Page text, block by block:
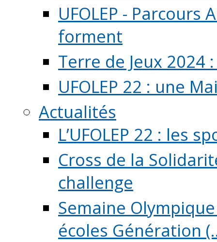
UFOLEP -
forment
Terre de Jeux 2024
UFOLEP 22 : une
Actualités
L’UFOLEP 22 : les
Cross de la
challenge
Semaine
écoles Génération